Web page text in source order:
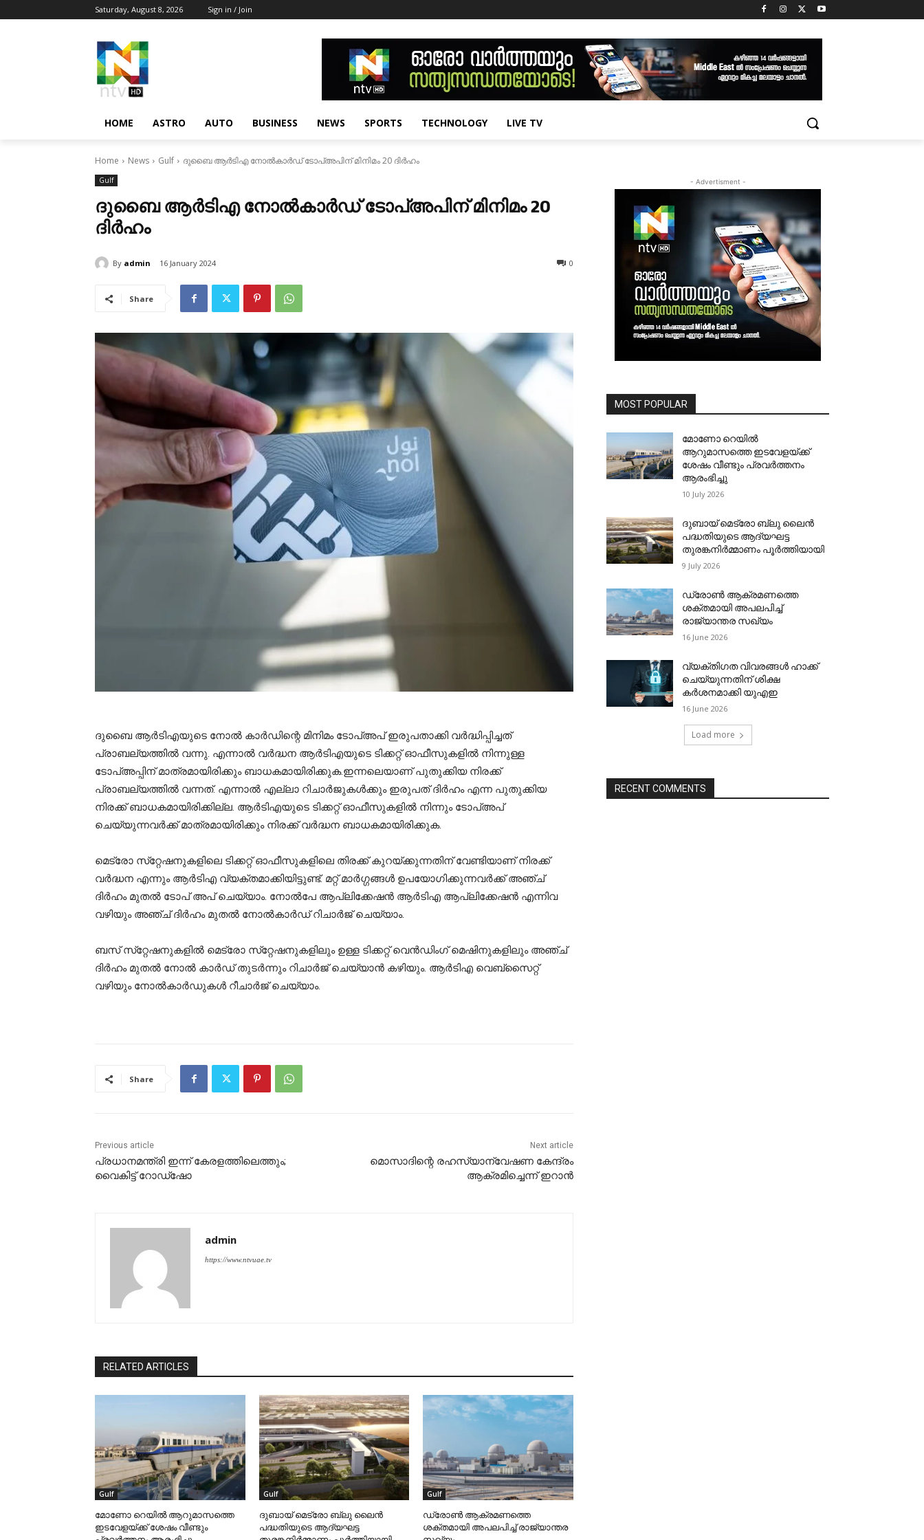
Saturday, August 8, 2026 Sign in / Join
HOME ASTRO AUTO BUSINESS NEWS SPORTS TECHNOLOGY LIVE TV
Home News Gulf ദുബൈ ആര്‍ടിഎ നോല്‍കാര്‍ഡ് ടോപ്അപിന് മിനിമം 20 ദിര്‍ഹം
Gulf
ദുബൈ ആര്‍ടിഎ നോല്‍കാര്‍ഡ് ടോപ്അപിന് മിനിമം 20
ദിര്‍ഹം
By admin 16 January 2024 0
Share
ദുബൈ ആര്‍ടിഎയുടെ നോല്‍ കാര്‍ഡിന്റെ മിനിമം ടോപ്അപ് ഇരുപതാക്കി വര്‍ദ്ധിപ്പിച്ചത്
പ്രാബല്യത്തില്‍ വന്നു. എന്നാല്‍ വര്‍ദ്ധന ആര്‍ടിഎയുടെ ടിക്കറ്റ് ഓഫീസുകളില്‍ നിന്നുള്ള
ടോപ്അപ്പിന് മാത്രമായിരിക്കും ബാധകമായിരിക്കുക.ഇന്നലെയാണ് പുതുക്കിയ നിരക്ക്
പ്രാബല്യത്തില്‍ വന്നത്. എന്നാല്‍ എല്ലാ റിചാര്‍ജുകള്‍ക്കും ഇരുപത് ദിര്‍ഹം എന്ന പുതുക്കിയ
നിരക്ക് ബാധകമായിരിക്കില്ല. ആര്‍ടിഎയുടെ ടിക്കറ്റ് ഓഫീസുകളില്‍ നിന്നും ടോപ്അപ്
ചെയ്യുന്നവര്‍ക്ക് മാത്രമായിരിക്കും നിരക്ക് വര്‍ദ്ധന ബാധകമായിരിക്കുക.
മെട്രോ സ്‌റ്റേഷനുകളിലെ ടിക്കറ്റ് ഓഫീസുകളിലെ തിരക്ക് കുറയ്ക്കുന്നതിന് വേണ്ടിയാണ് നിരക്ക്
വര്‍ദ്ധന എന്നും ആര്‍ടിഎ വ്യക്തമാക്കിയിട്ടുണ്ട്. മറ്റ് മാര്‍ഗ്ഗങ്ങള്‍ ഉപയോഗിക്കുന്നവര്‍ക്ക് അഞ്ച്
ദിര്‍ഹം മുതല്‍ ടോപ് അപ് ചെയ്യാം. നോല്‍പേ ആപ്ലിക്കേഷന്‍ ആര്‍ടിഎ ആപ്ലിക്കേഷന്‍ എന്നിവ
വഴിയും അഞ്ച് ദിര്‍ഹം മുതല്‍ നോല്‍കാര്‍ഡ് റിചാര്‍ജ് ചെയ്യാം.
ബസ് സ്‌റ്റേഷനുകളില്‍ മെട്രോ സ്‌റ്റേഷനുകളിലും ഉള്ള ടിക്കറ്റ് വെന്‍ഡിംഗ് മെഷിനുകളിലും അഞ്ച്
ദിര്‍ഹം മുതല്‍ നോല്‍ കാര്‍ഡ് തുടര്‍ന്നും റിചാര്‍ജ് ചെയ്യാന്‍ കഴിയും. ആര്‍ടിഎ വെബ്‌സൈറ്റ്
വഴിയും നോല്‍കാര്‍ഡുകള്‍ റീചാര്‍ജ് ചെയ്യാം.
Share
Previous article
പ്രധാനമന്ത്രി ഇന്ന് കേരളത്തിലെത്തും;
വൈകിട്ട് റോഡ്ഷോ
Next article
മൊസാദിന്റെ രഹസ്യാന്വേഷണ കേന്ദ്രം
ആക്രമിച്ചെന്ന് ഇറാന്‍
admin
https://www.ntvuae.tv
RELATED ARTICLES
Gulf
മോണോ റെയില്‍ ആറുമാസത്തെ
ഇടവേളയ്ക്ക് ശേഷം വീണ്ടും
Gulf
ദുബായ് മെട്രോ ബ്ലു ലൈന്‍
പദ്ധതിയുടെ ആദ്യഘട്ട
Gulf
ഡ്രോണ്‍ ആക്രമണത്തെ
ശക്തമായി അപലപിച്ച് രാജ്യാന്തര
- Advertisment -
MOST POPULAR
മോണോ റെയില്‍
ആറുമാസത്തെ ഇടവേളയ്ക്ക്
ശേഷം വീണ്ടും പ്രവര്‍ത്തനം
ആരംഭിച്ചു
10 July 2026
ദുബായ് മെട്രോ ബ്ലു ലൈന്‍
പദ്ധതിയുടെ ആദ്യഘട്ട
തുരങ്കനിര്‍മ്മാണം പൂര്‍ത്തിയായി
9 July 2026
ഡ്രോണ്‍ ആക്രമണത്തെ
ശക്തമായി അപലപിച്ച്
രാജ്യാന്തര സഖ്യം
16 June 2026
വ്യക്തിഗത വിവരങ്ങള്‍ ഹാക്ക്
ചെയ്യുന്നതിന് ശിക്ഷ
കര്‍ശനമാക്കി യുഎഇ
16 June 2026
Load more
RECENT COMMENTS